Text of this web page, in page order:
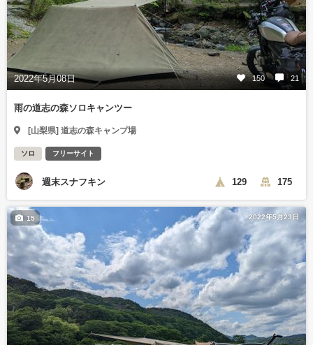
2022年5月08日 150 21
雨の道志の森ソロキャンツー
[山梨県] 道志の森キャンプ場
ソロ フリーサイト
週末スナフキン 129 175
2022年5月23日
15